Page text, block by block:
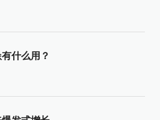
什么用？